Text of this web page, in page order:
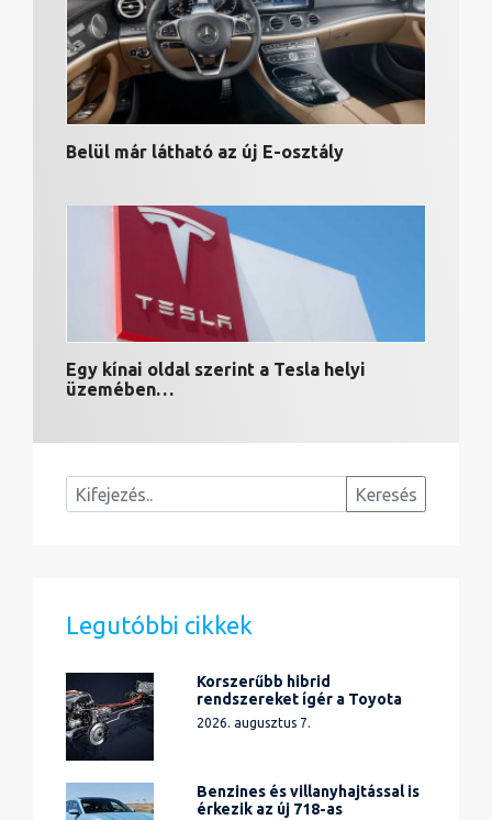
Belül már látható az új E-osztály
Egy kínai oldal szerint a Tesla helyi
üzemében…
Legutóbbi cikkek
Korszerűbb hibrid
rendszereket ígér a Toyota
2026. augusztus 7.
Benzines és villanyhajtással is
érkezik az új 718-as